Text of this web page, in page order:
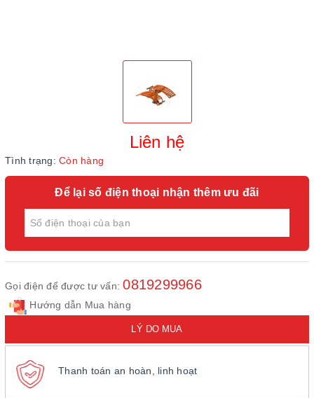
Liên hệ
Tình trạng: Còn hàng
Để lại số điện thoại nhận thêm ưu đãi
Gọi điện để được tư vấn:0819299966
Hướng dẫn Mua hàng
LÝ DO MUA
Thanh toán an hoàn, linh hoạt